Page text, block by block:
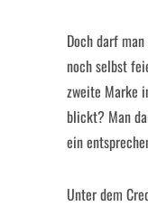
Doch darf
noch selbst
zweite Marke
blickt? Man
ein
Unter dem